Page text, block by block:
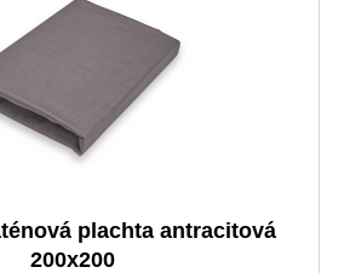
plachta antracitová
200x200